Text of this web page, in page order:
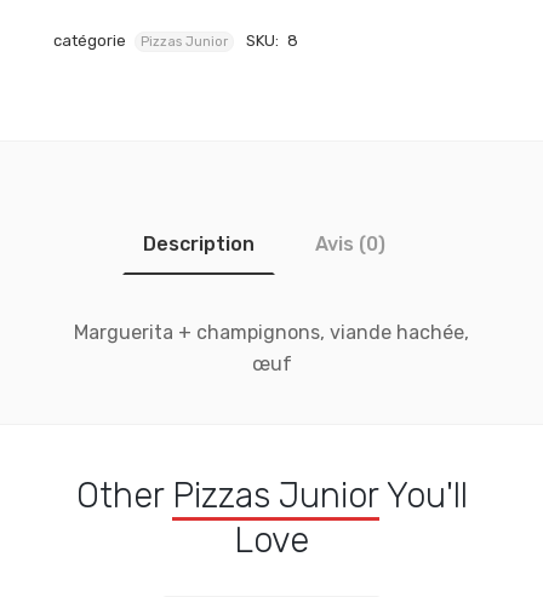
catégorie Pizzas Junior SKU: 8
Description Avis (0)
Marguerita + champignons, viande hachée,
œuf
Other Pizzas JuniorYou'll
Love